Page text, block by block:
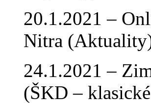
20.1.2021 –
Nitra
24.1.2021 –
(ŠKD –